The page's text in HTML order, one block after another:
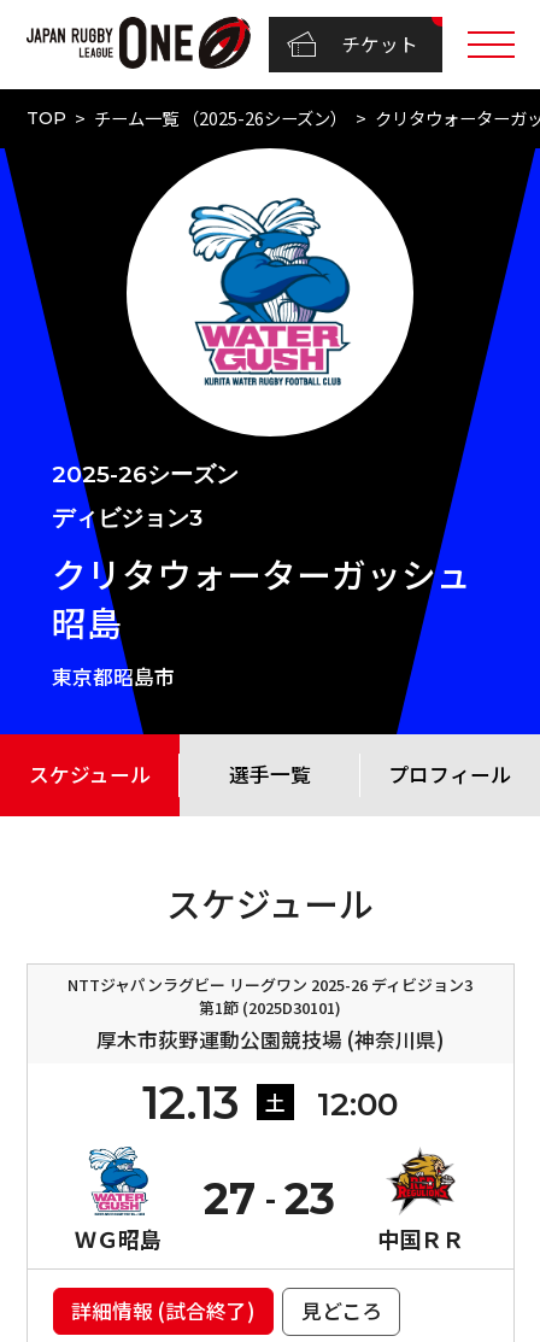
チケット
TOP チーム一覧 （2025-26シーズン） クリタウォーターガ
2025-26シーズン
ディビジョン3
クリタウォーターガッシュ
昭島
東京都昭島市
スケジュール 選手一覧 プロフィール
スケジュール
NTTジャパンラグビー リーグワン 2025-26 ディビジョン3
第1節 (2025D30101)
厚木市荻野運動公園競技場 (神奈川県)
12.13 土 12:00
ＷＧ昭島
27
中国ＲＲ
23
詳細情報 (試合終了)
見どころ